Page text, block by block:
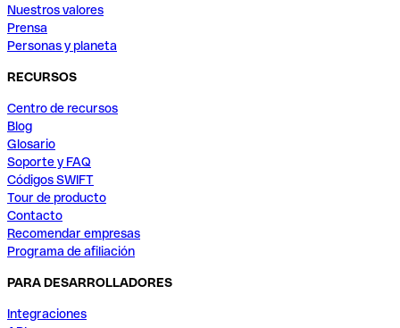
Nuestros valores
Prensa
Personas y planeta
RECURSOS
Centro de recursos
Blog
Glosario
Soporte y FAQ
Códigos SWIFT
Tour de producto
Contacto
Recomendar empresas
Programa de afiliación
PARA DESARROLLADORES
Integraciones